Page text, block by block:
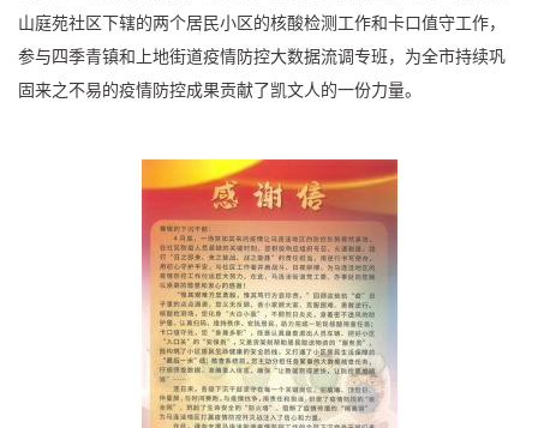
山庭苑社区下辖的两个居民小区的核酸检测工作和卡口值守工作，
参与四季青镇和上地街道疫情防控大数据流调专班，为全市持续巩
固来之不易的疫情防控成果贡献了凯文人的一份力量。